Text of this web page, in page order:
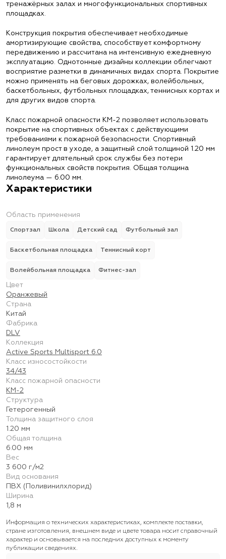
тренажёрных залах и многофункциональных спортивных
площадках.
Конструкция покрытия обеспечивает необходимые
амортизирующие свойства, способствует комфортному
передвижению и рассчитана на интенсивную ежедневную
эксплуатацию. Однотонные дизайны коллекции облегчают
восприятие разметки в динамичных видах спорта. Покрытие
можно применять на беговых дорожках, волейбольных,
баскетбольных, футбольных площадках, теннисных кортах и
для других видов спорта.
Класс пожарной опасности КМ-2 позволяет использовать
покрытие на спортивных объектах с действующими
требованиями к пожарной безопасности. Спортивный
линолеум прост в уходе, а защитный слой толщиной 1.20 мм
гарантирует длятельный срок службы без потери
функциональных свойств покрытия. ОБщая толщина
линолеума — 6.00 мм.
Характеристики
Область применения
Спортзал Школа Детский сад Футбольный зал
Баскетбольная площадка Теннисный корт
Волейбольная площадка Фитнес-зал
Цвет
Оранжевый
Страна
Китай
Фабрика
DLV
Коллекция
Active Sports Multisport 6.0
Класс износостойкости
34/43
Класс пожарной опасности
КМ-2
Структура
Гетерогенный
Толщина защитного слоя
1.20 мм
Общая толщина
6.00 мм
Вес
3 600 г/м2
Вид основания
ПВХ (Поливинилхлорид)
Ширина
1,8 м
Информация о технических характеристиках, комплекте поставки,
стране изготовления, внешнем виде и цвете товара носит справочный
характер и основывается на последних доступных к моменту
публикации сведениях.